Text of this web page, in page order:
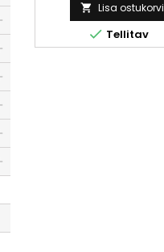
 Lisa ostukorvi
 Tellitav